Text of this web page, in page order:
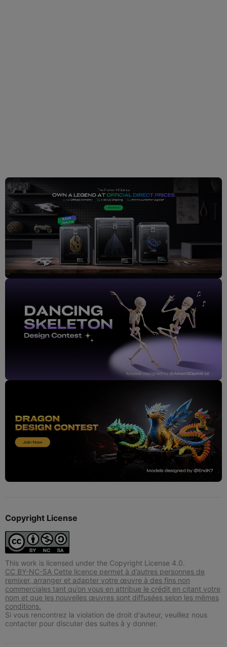
Copyright License
This work is licensed under the Copyright License 4.0.
CC BY-NC-SA Cette licence permet à d’autres personnes de
remixer, arranger et adapter votre œuvre à des fins non
commerciales tant qu’on vous en attribue le crédit en citant votre
nom et que les nouvelles œuvres sont diffusées selon les mêmes
conditions.
Si vous rencontrez la violation de droit d'auteur, veuillez nous
contacter pour discuter des suites à y donner.